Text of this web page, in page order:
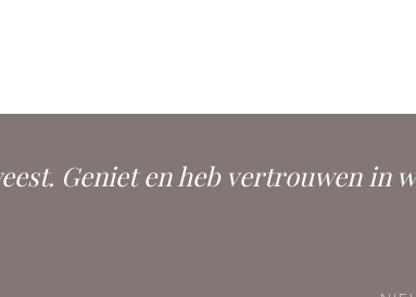
Geniet en heb vertrouwen in